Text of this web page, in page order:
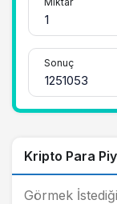
Sonuç
Kripto Para